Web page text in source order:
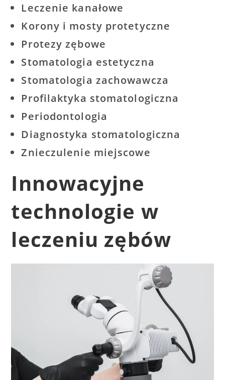
Leczenie kanałowe
Korony i mosty protetyczne
Protezy zębowe
Stomatologia estetyczna
Stomatologia zachowawcza
Profilaktyka stomatologiczna
Periodontologia
Diagnostyka stomatologiczna
Znieczulenie miejscowe
Innowacyjne
technologie w
leczeniu zębów